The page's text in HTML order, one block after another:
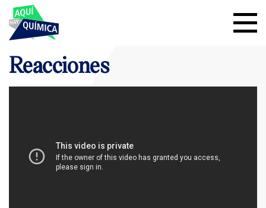
Reacciones